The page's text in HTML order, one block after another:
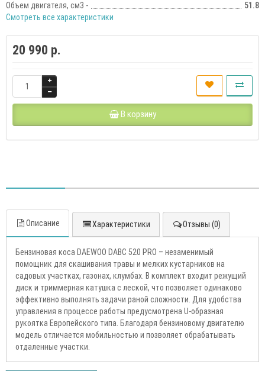
Объем двигателя, см3 -
51.8
Смотреть все характеристики
20 990 р.
В корзину
Описание Характеристики Отзывы (0)
Бензиновая коса DAEWOO DABC 520 PRO – незаменимый
помощник для скашивания травы и мелких кустарников на
садовых участках, газонах, клумбах. В комплект входит режущий
диск и триммерная катушка с леской, что позволяет одинаково
эффективно выполнять задачи раной сложности. Для удобства
управления в процессе работы предусмотрена U-образная
рукоятка Европейского типа. Благодаря бензиновому двигателю
модель отличается мобильностью и позволяет обрабатывать
отдаленные участки.